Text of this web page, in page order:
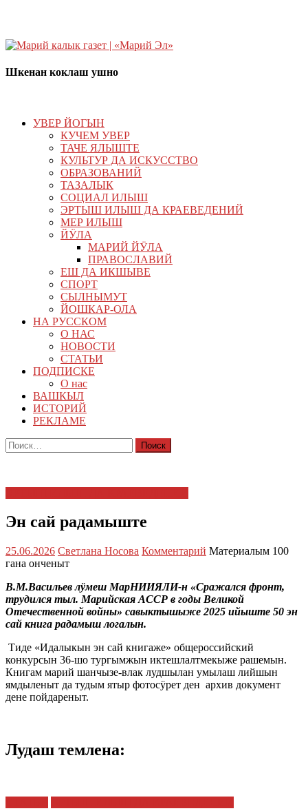
Шкенан коклаш ушно
УВЕР ЙОГЫН
КУЧЕМ УВЕР
ТАЧЕ ЯЛЫШТЕ
КУЛЬТУР ДА ИСКУССТВО
ОБРАЗОВАНИЙ
ТАЗАЛЫК
СОЦИАЛ ИЛЫШ
ЭРТЫШ ИЛЫШ ДА КРАЕВЕДЕНИЙ
МЕР ИЛЫШ
ЙӰЛА
МАРИЙ ЙӰЛА
ПРАВОСЛАВИЙ
ЕШ ДА ИКШЫВЕ
СПОРТ
СЫЛНЫМУТ
ЙОШКАР-ОЛА
НА РУССКОМ
О НАС
НОВОСТИ
СТАТЬИ
ПОДПИСКЕ
О нас
ВАШКЫЛ
ИСТОРИЙ
РЕКЛАМЕ
Найти:
Эн сай радамыште
25.06.2026 Светлана Носова Комментарий Материалым 100
гана онченыт
В.М.Васильев лӱмеш МарНИИЯЛИ-н «Сражался фронт,
трудился тыл. Марийская АССР в годы Великой
Отечественной войны» савыктышыже 2025 ийыште 50 эн
сай книга радамыш логалын.
Тиде «Идалыкын эн сай книгаже» общероссийский
конкурсын 36-шо тургымжын иктешлалтмекыже рашемын.
Книгам марий шанчызе-влак лудшылан умылаш лийшын
ямдыленыт да тудым ятыр фотосӱрет ден архив документ
дене пойдареныт.
Лудаш темлена: